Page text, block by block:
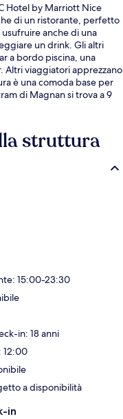
Hotel by Marriott Nice
di un ristorante, perfetto
anche di una
un drink. Gli altri
a bordo piscina, una
Altri viaggiatori apprezzano
è una comoda base per
di Magnan si trova a 9
a 9.
struttura
15:00-23:30
in: 18 anni
12:00
a disponibilità
in